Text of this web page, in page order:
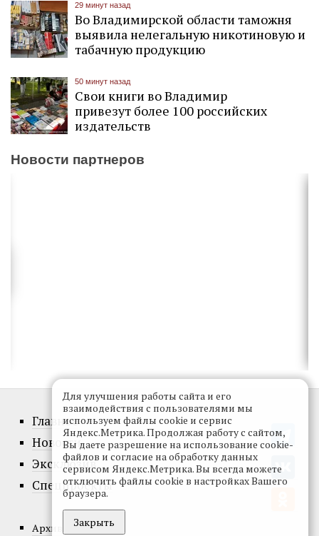
29 минут назад
Во Владимирской области таможня
выявила нелегальную никотиновую и
табачную продукцию
50 минут назад
Свои книги во Владимир
привезут более 100 российских
издательств
Новости партнеров
Главное
Новости
Эксклюзив
Спецпроекты
Архив номеров
Для улучшения работы сайта и его
взаимодействия с пользователями мы
используем файлы cookie и сервис
Яндекс.Метрика. Продолжая работу с сайтом,
Вы даете разрешение на использование cookie-
файлов и согласие на обработку данных
сервисом Яндекс.Метрика. Вы всегда можете
отключить файлы cookie в настройках Вашего
браузера.
Закрыть